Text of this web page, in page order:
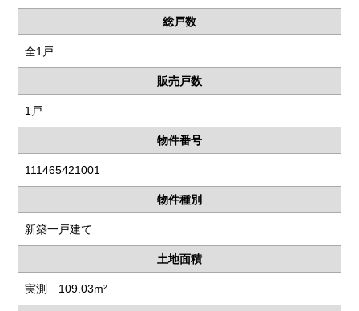
総戸数
全1戸
販売戸数
1戸
物件番号
111465421001
物件種別
新築一戸建て
土地面積
実測 109.03m²